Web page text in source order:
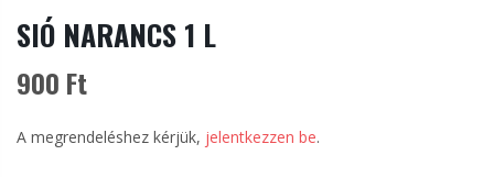
SIÓ NARANCS 1 L
900 Ft
A megrendeléshez kérjük, jelentkezzen be.